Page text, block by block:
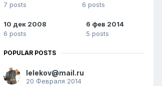
7 posts
6 posts
10 дек 2008
6 posts
6 фев 2014
5 posts
POPULAR POSTS
lelekov@mail.ru
20 Февраля 2014